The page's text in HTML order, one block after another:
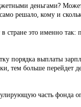
деньгами?
решало, кому и
это именно так:
выплаты
тем больше
часть фонда